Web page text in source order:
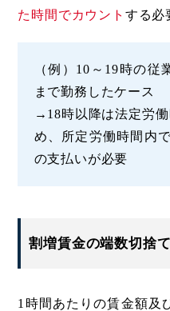
た時間でカウント する必
（例）10～19時の
まで勤務したケース
→18時以降は法定労
め、所定労働時間内
の支払いが必要
割増賃金の端数切捨
1時間あたりの賃金額及